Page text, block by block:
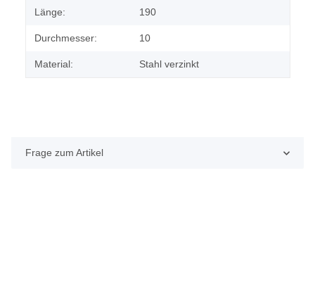
Länge: 190
Durchmesser: 10
Material: Stahl verzinkt
Frage zum Artikel